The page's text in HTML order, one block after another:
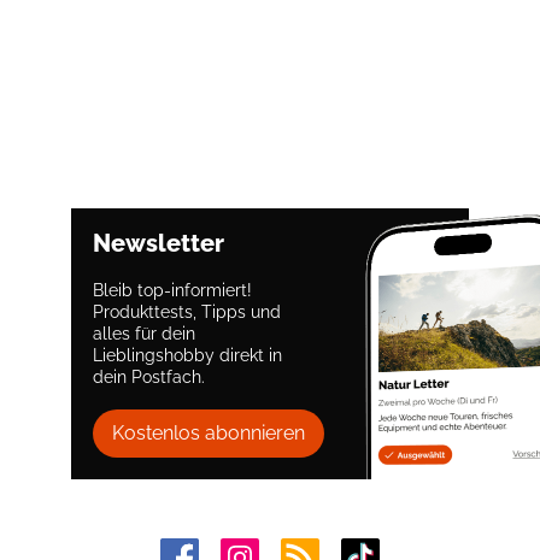
Newsletter
Bleib top-informiert!
Produkttests, Tipps und
alles für dein
Lieblingshobby direkt in
dein Postfach.
Kostenlos abonnieren